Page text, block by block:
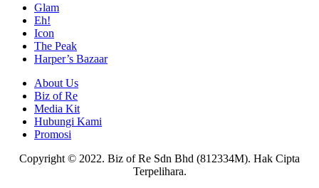
Glam
Eh!
Icon
The Peak
Harper’s Bazaar
About Us
Biz of Re
Media Kit
Hubungi Kami
Promosi
Copyright © 2022. Biz of Re Sdn Bhd (812334M). Hak Cipta
Terpelihara.